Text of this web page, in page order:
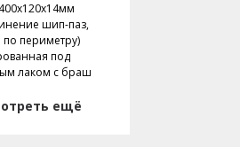
шип-паз,
по периметру)
под
лаком с браш
ещё